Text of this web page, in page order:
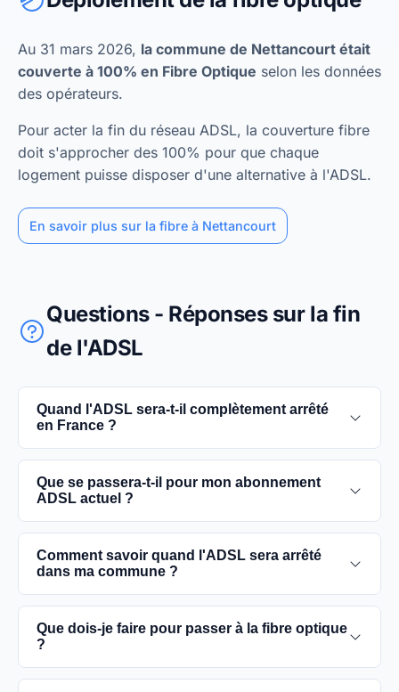
Au 31 mars 2026, la commune de Nettancourt était
couverte à 100% en Fibre Optique selon les données
des opérateurs.
Pour acter la fin du réseau ADSL, la couverture fibre
doit s'approcher des 100% pour que chaque
logement puisse disposer d'une alternative à l'ADSL.
En savoir plus sur la fibre à Nettancourt
Questions - Réponses sur la fin
de l'ADSL
Quand l'ADSL sera-t-il complètement arrêté
en France ?
L'extinction complète du réseau ADSL est prévue
pour 2030. D'ici là, les utilisateurs sont
optique, plus rapides et fiables.
Que se passera-t-il pour mon abonnement
ADSL actuel ?
Vous pouvez continuer à utiliser votre
abonnement ADSL jusqu'à la date de fermeture du
conseillé de passer à la fibre optique dès que
possible pour une meilleure qualité de service.
Comment savoir quand l'ADSL sera arrêté
dans ma commune ?
Les dates précises de fermeture de l'ADSL varient
selon les communes. Vous pouvez trouver ces
commune spécifique.
Que dois-je faire pour passer à la fibre optique
?